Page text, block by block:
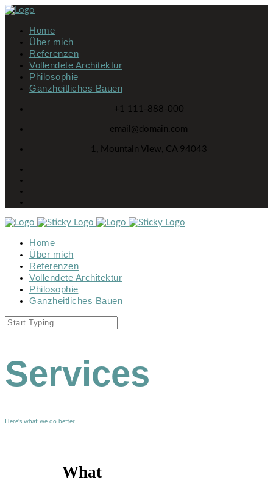
Home
Über mich
Referenzen
Vollendete Architektur
Philosophie
Ganzheitliches Bauen
+1 111-888-000
email@domain.com
1, Mountain View, CA 94043
Home
Über mich
Referenzen
Vollendete Architektur
Philosophie
Ganzheitliches Bauen
Services
Here's what we do better
What